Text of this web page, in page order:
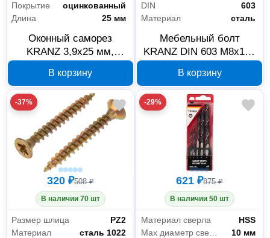
Покрытие
оцинкованный
Длина
25 мм
Оконный саморез
KRANZ 3,9x25 мм,
01-3722-0011
В корзину
DIN
603
Материал
сталь
Мебельный болт
KRANZ DIN 603 M8x100
В корзину
-37%
320 ₽508 ₽
В наличии 70 шт
Размер шлица
PZ2
Материал
сталь 1022
-29%
621 ₽875 ₽
В наличии 50 шт
Материал сверла
HSS
10 мм